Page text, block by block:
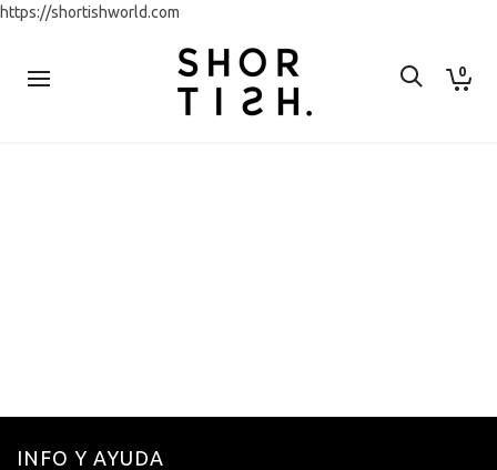
https://shortishworld.com
0
INFO Y AYUDA